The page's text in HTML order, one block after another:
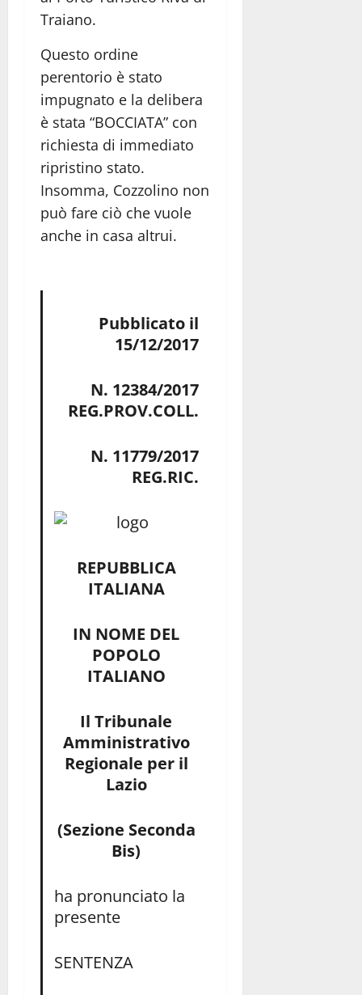
Traiano.
Questo ordine
perentorio è stato
impugnato e la delibera
è stata “BOCCIATA” con
richiesta di immediato
ripristino stato.
Insomma, Cozzolino non
può fare ciò che vuole
anche in casa altrui.
Pubblicato il
15/12/2017
N. 12384/2017
REG.PROV.COLL.
N. 11779/2017
REG.RIC.
REPUBBLICA
ITALIANA
IN NOME DEL
POPOLO
ITALIANO
Il Tribunale
Amministrativo
Regionale per il
Lazio
(Sezione Seconda
Bis)
ha pronunciato la
presente
SENTENZA